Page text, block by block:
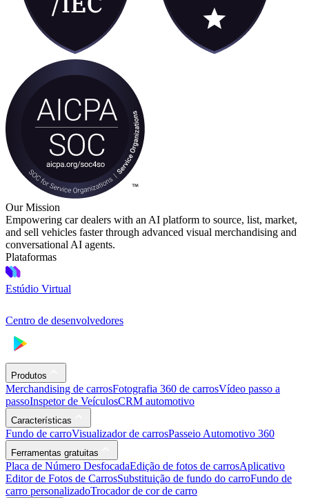
Our Mission
Empowering car dealers with an AI platform to source, list, market,
and sell vehicles faster through advanced visual merchandising and
conversational AI agents.
Plataformas
Estúdio Virtual
Centro de desenvolvedores
Produtos
Merchandising de carrosFotografia 360 de carrosVídeo passo a
passoInspetor de VeículosCRM automotivo
Características
Fundo de carroVisualizador de carrosPasseio Automotivo 360
Ferramentas gratuitas
Placa de Número DesfocadaEdição de fotos de carrosAplicativo
Editor de Fotos de CarrosSubstituição de fundo do carroFundo de
carro personalizadoTrocador de cor de carro